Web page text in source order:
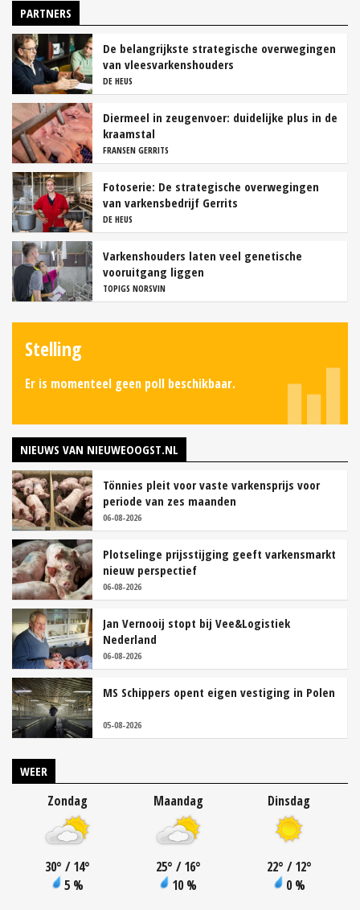
PARTNERS
De belangrijkste strategische overwegingen
van vleesvarkenshouders
DE HEUS
Diermeel in zeugenvoer: duidelijke plus in de
kraamstal
FRANSEN GERRITS
Fotoserie: De strategische overwegingen
van varkensbedrijf Gerrits
DE HEUS
Varkenshouders laten veel genetische
vooruitgang liggen
TOPIGS NORSVIN
Stelling
Er is momenteel geen poll beschikbaar.
NIEUWS VAN NIEUWEOOGST.NL
Tönnies pleit voor vaste varkensprijs voor
periode van zes maanden
06-08-2026
Plotselinge prijsstijging geeft varkensmarkt
nieuw perspectief
06-08-2026
Jan Vernooij stopt bij Vee&Logistiek
Nederland
06-08-2026
MS Schippers opent eigen vestiging in Polen
05-08-2026
WEER
Zondag
30° / 14°
5 %
Maandag
25° / 16°
10 %
Dinsdag
22° / 12°
0 %